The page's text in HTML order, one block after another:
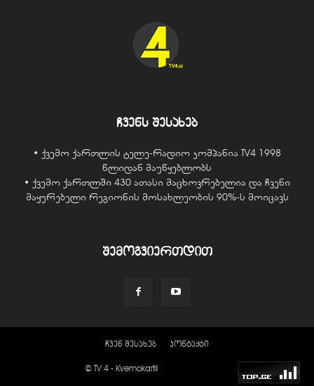
ჩვენს შესახებ
• ქვემო ქართლის ტელე-რადიო კომპანია TV4 1998
წლიდან მაუწყებლობს
• ქვემო ქართლში 430 ათასი მაცხოვრებელია და ჩვენი
მაყურებელი რეგიონის მოსახლეობის 90%-ს მოიცავს
შემოგვიერთდით
ჩვენ შესახებ კონტაქტი
© TV 4 - Kvemokartli